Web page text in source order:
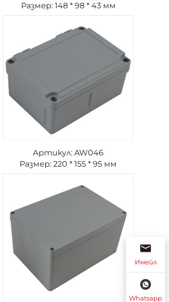
Размер: 148 * 98 * 43 мм
Артикул: AW046
Размер: 220 * 155 * 95 мм
Имейл
Whatsapp